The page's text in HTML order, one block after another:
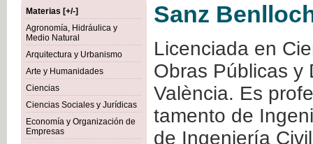
Materias [+/-]
Agronomía, Hidráulica y
Medio Natural
Arquitectura y Urbanismo
Arte y Humanidades
Ciencias
Ciencias Sociales y Jurídicas
Economía y Organización de
Empresas
Sanz
Licenciada en
Obras Públicas y
València. Es
tamento de
de Ingeniería